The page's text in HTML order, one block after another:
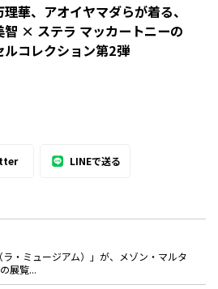
華、アオイヤマダらが着る、
智 × ステラ マッカートニーの
ルコレクション第2弾
LINEで送る
ラ・ミュージアム）」が、メゾン・マルタ
展覧...